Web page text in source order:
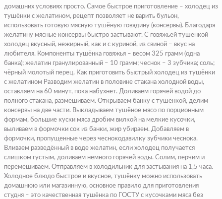
домашних условиях просто. Самое быстрое приготовление – холодец из
тушёнки с желатином, рецепт позволяет не варить бульон,
использовать готовую мясную тушёную говядину (консервы). Благодаря
желатину мясные консервы быстро застывают. С говяжьей тушёнкой
холодец вкусный, нежирный, как и с куриной, из свиной – вкус на
любителя. Компоненты тушёнка говяжья – весом 325 грамм (одна
банка); желатин гранулированный – 10 грамм; чеснок – 3 зубчика; соль;
чёрный молотый перец. Как приготовить быстрый холодец из тушёнки
с желатином Разводим желатин в половине стакана холодной воды,
оставляем на 60 минут, пока набухнет. Доливаем горячей водой до
полного стакана, размешиваем. Открываем банку с тушёнкой, делим
консервы на две части. Выкладываем тушёное мясо по порционным
формам, большие куски мяса дробим вилкой на мелкие кусочки,
выливаем в формочки сок из банки, жир убираем. Добавляем в
формочки, пропущенные через чеснокодавилку зубчики чеснока.
Вливаем разведённый в воде желатин, если холодец получается
слишком густым, доливаем немного горячей воды. Солим, перчим и
перемешиваем. Отправляем в холодильник для застывания на 1,5 часа.
Холодное блюдо быстрое и вкусное, тушёнку можно использовать
домашнюю или магазинную, основное правило для приготовления
студня – это качественная тушёнка по ГОСТУ с кусочками мяса без